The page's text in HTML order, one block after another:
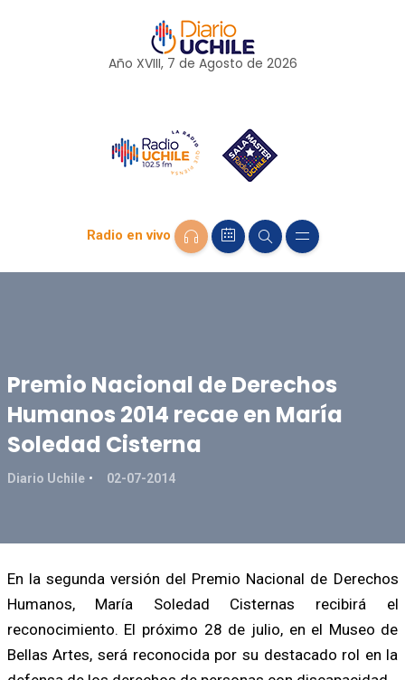
Año XVIII, 7 de Agosto de 2026
Radio en vivo
Premio Nacional de Derechos
Humanos 2014 recae en María
Soledad Cisterna
Diario Uchile 02-07-2014
En la segunda versión del Premio Nacional de Derechos
Humanos, María Soledad Cisternas recibirá el
reconocimiento. El próximo 28 de julio, en el Museo de
Bellas Artes, será reconocida por su destacado rol en la